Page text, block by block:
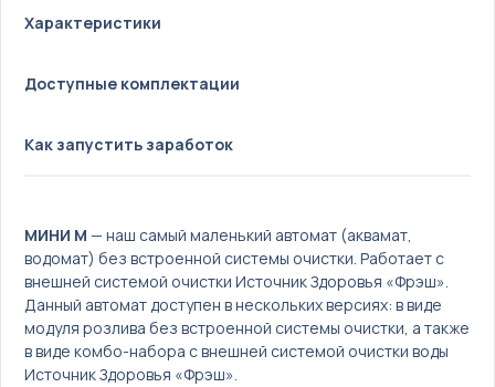
Характеристики
Доступные комплектации
Как запустить заработок
МИНИ М — наш самый маленький автомат (аквамат,
водомат) без встроенной системы очистки. Работает с
внешней системой очистки Источник Здоровья «Фрэш».
Данный автомат доступен в нескольких версиях: в виде
модуля розлива без встроенной системы очистки, а также
в виде комбо-набора с внешней системой очистки воды
Источник Здоровья «Фрэш».